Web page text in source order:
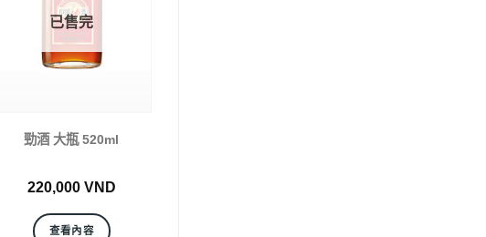
已售完
勁酒 大瓶 520ml
220,000 VND
查看內容